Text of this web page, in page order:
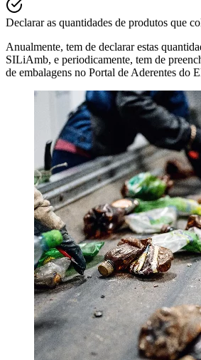
Declarar as quantidades de produtos que
Anualmente, tem de declarar estas
SILiAmb, e periodicamente, tem de
de embalagens no Portal de Aderentes do